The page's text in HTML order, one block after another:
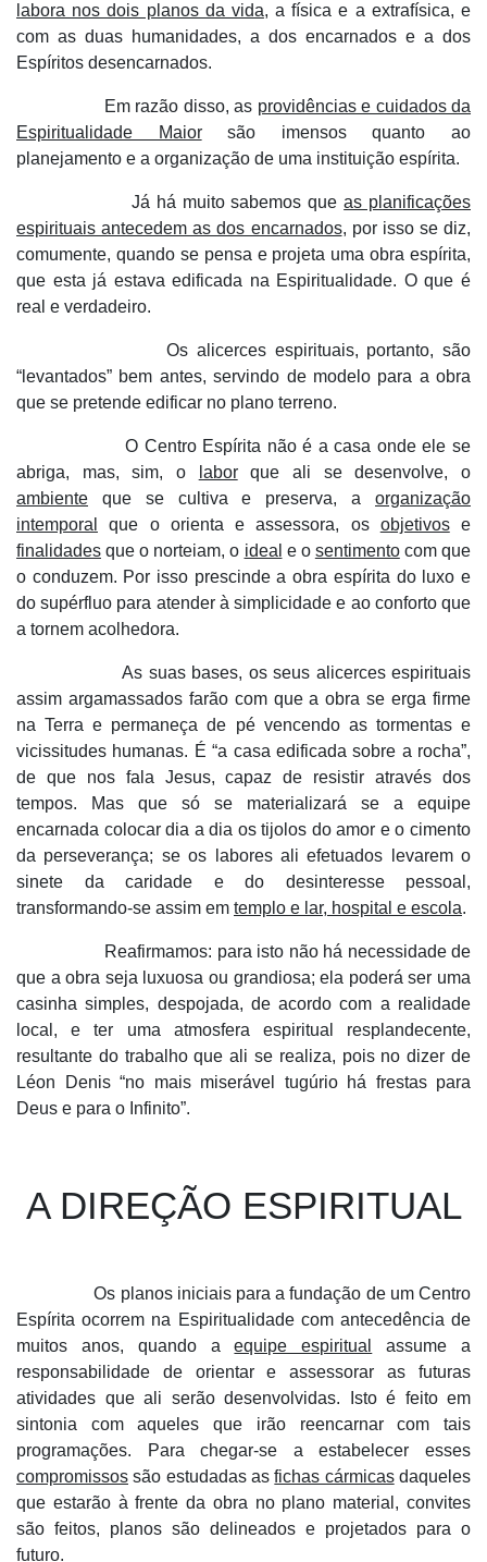
labora nos dois planos da vida, a física e a extrafísica, e
com as duas humanidades, a dos encarnados e a dos
Espíritos desencarnados.
Em razão disso, as providências e cuidados da
Espiritualidade Maiorsão imensos quanto ao
planejamento e a organização de uma instituição espírita.
Já há muito sabemos queas planificações
espirituais antecedem as dos encarnados, por isso se diz,
comumente, quando se pensa e projeta uma obra espírita,
que esta já estava edificada na Espiritualidade. O que é
real e verdadeiro.
Os alicerces espirituais, portanto, são
“levantados” bem antes, servindo de modelo para a obra
que se pretende edificar no plano terreno.
O Centro Espírita não é a casa onde ele se
abriga, mas, sim, o
laborque ali se desenvolve, o
ambiente que se cultiva e preserva, a organização
intemporal
que o orienta e assessora, os objetivose
finalidades que o norteiam, o ideal e o sentimentocom que
o conduzem. Por isso prescinde a obra espírita do luxo e
do supérfluo para atender à simplicidade e ao conforto que
a tornem acolhedora.
As suas bases, os seus alicerces espirituais
assim argamassados farão com que a obra se erga firme
na Terra e permaneça de pé vencendo as tormentas e
vicissitudes humanas. É “a casa edificada sobre a rocha”,
de que nos fala Jesus, capaz de resistir através dos
tempos. Mas que só se materializará se a equipe
encarnada colocar dia a dia os tijolos do amor e o cimento
da perseverança; se os labores ali efetuados levarem o
sinete da caridade e do desinteresse pessoal,
transformando-se assim em templo e lar, hospital e escola.
Reafirmamos: para isto não há necessidade de
que a obra seja luxuosa ou grandiosa; ela poderá ser uma
casinha simples, despojada, de acordo com a realidade
local, e ter uma atmosfera espiritual resplandecente,
resultante do trabalho que ali se realiza, pois no dizer de
Léon Denis “no mais miserável tugúrio há frestas para
Deus e para o Infinito”.
A DIREÇÃO ESPIRITUAL
Os planos iniciais para a fundação de um Centro
Espírita ocorrem na Espiritualidade com antecedência de
muitos anos, quando aequipe espiritual
assume a
responsabilidade de orientar e assessorar as futuras
atividades que ali serão desenvolvidas. Isto é feito em
sintonia com aqueles que irão reencarnar com tais
programações. Para chegar-se a estabelecer esses
compromissos são estudadas asfichas cármicasdaqueles
que estarão à frente da obra no plano material, convites
são feitos, planos são delineados e projetados para o
futuro.